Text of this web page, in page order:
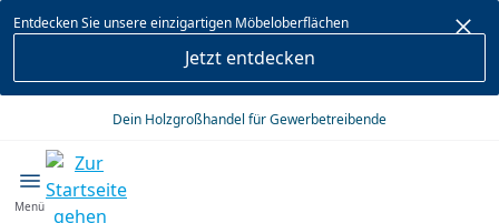
springen
Entdecken Sie unsere einzigartigen Möbeloberflächen
Jetzt entdecken
Dein Holzgroßhandel für Gewerbetreibende
Menü